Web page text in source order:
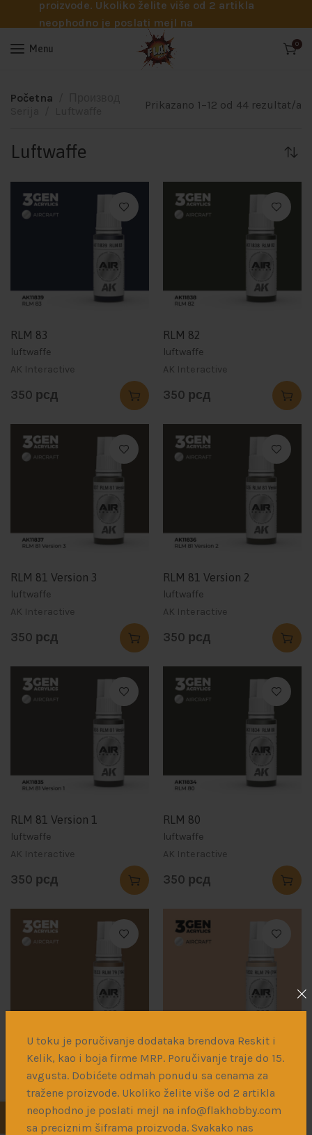
U toku je poručivanje dodataka brendova Reskit i
Kelik, kao i boja firme MRP. Poručivanje traje do 15.
avgusta. Dobićete odmah ponudu sa cenama za
tražene proizvode. Ukoliko želite više od 2 artikla
neophodno je poslati mejl na info@flakhobby.com
sa preciznim šiframa proizvoda. Svakako nas
proizvode. Ukoliko želite više od 2 artikla
neophodno je poslati mejl na
info@flakhobby.com sa preciznim šiframa
proizvoda. Svakako nas možete pozvati
Menu 0
Početna Prikazano 1–12 od 44 rezultat/a
Luftwaffe
RLM 83
luftwaffe
AK Interactive
350 рсд
RLM 82
luftwaffe
AK Interactive
350 рсд
RLM 81 Version 3
luftwaffe
AK Interactive
350 рсд
RLM 81 Version 2
luftwaffe
AK Interactive
350 рсд
RLM 81 Version 1
luftwaffe
AK Interactive
350 рсд
RLM 80
luftwaffe
AK Interactive
350 рсд
RLM 79 (1942)
luftwaffe
AK Interactive
рсд
RLM 79 (1941)
luftwaffe
AK Interactive
350 рсд